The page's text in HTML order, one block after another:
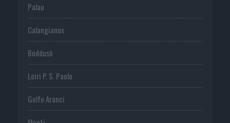
Palau
Calangianus
Buddusò
Loiri P. S. Paolo
Golfo Aranci